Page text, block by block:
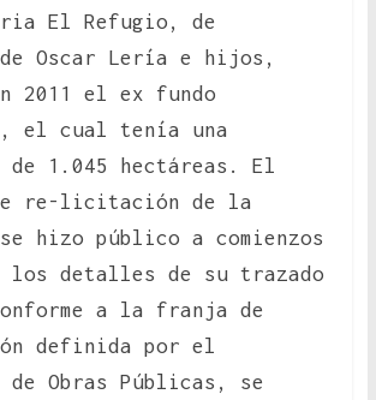
El Refugio, de
Oscar Lería e hijos,
2011 el ex fundo
el cual tenía una
1.045 hectáreas. El
re-licitación de la
hizo público a comienzos
los detalles de su trazado
a la franja de
definida por el
Obras Públicas, se